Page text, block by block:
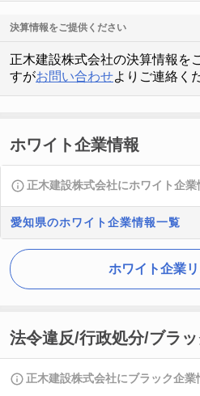
決算情報をご提供ください
正木建設株式会社の決算情報を
すがお問い合わせよりご連絡く
ホワイト企業情報
正木建設株式会社にホワイト企業
愛知県のホワイト企業情報一覧
ホワイト企業
法令違反/行政処分/ブラ
正木建設株式会社にブラック企業